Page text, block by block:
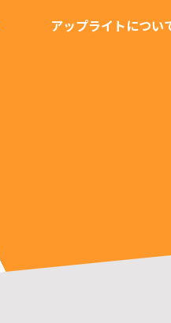
アップライトについ